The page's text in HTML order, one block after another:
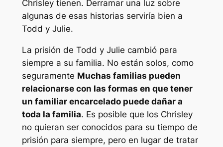
Chrisley tienen. Derramar una luz sobre
algunas de esas historias serviría bien a
Todd y Julie.
La prisión de Todd y Julie cambió para
siempre a su familia. No están solos, como
seguramente Muchas familias pueden
relacionarse con las formas en que tener
un familiar encarcelado puede dañar a
toda la familia. Es posible que los Chrisley
no quieran ser conocidos para su tiempo de
prisión para siempre, pero en lugar de tratar